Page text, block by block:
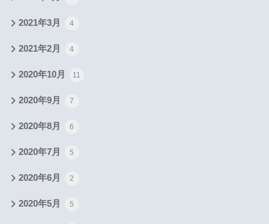
2021年3月 4
2021年2月 4
2020年10月 11
2020年9月 7
2020年8月 6
2020年7月 5
2020年6月 2
2020年5月 5